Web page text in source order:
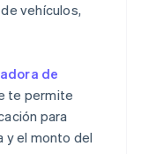
vehículos,
de
te permite
para
y el monto del